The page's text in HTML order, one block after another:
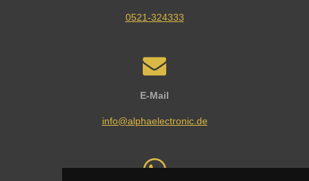
0521-324333
E-Mail
info@alphaelectronic.de